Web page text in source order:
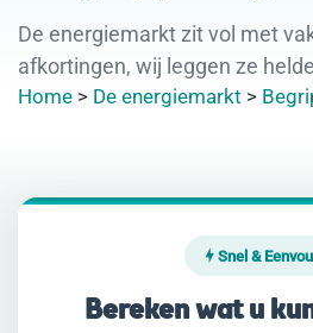
De energiemarkt zit vol met
afkortingen, wij leggen ze
Home > De energiemarkt >
Snel &
Bereken wat u